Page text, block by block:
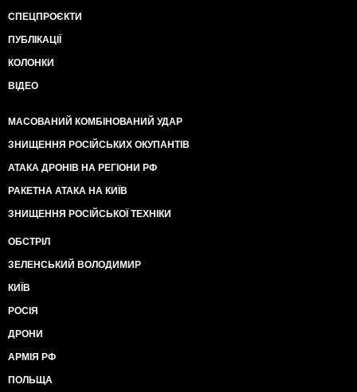
СПЕЦПРОЄКТИ
ПУБЛІКАЦІЇ
КОЛОНКИ
ВІДЕО
МАСОВАНИЙ КОМБІНОВАНИЙ УДАР
ЗНИЩЕННЯ РОСІЙСЬКИХ ОКУПАНТІВ
АТАКА ДРОНІВ НА РЕГІОНИ РФ
РАКЕТНА АТАКА НА КИЇВ
ЗНИЩЕННЯ РОСІЙСЬКОЇ ТЕХНІКИ
ОБСТРІЛ
ЗЕЛЕНСЬКИЙ ВОЛОДИМИР
КИЇВ
РОСІЯ
ДРОНИ
АРМІЯ РФ
ПОЛЬЩА